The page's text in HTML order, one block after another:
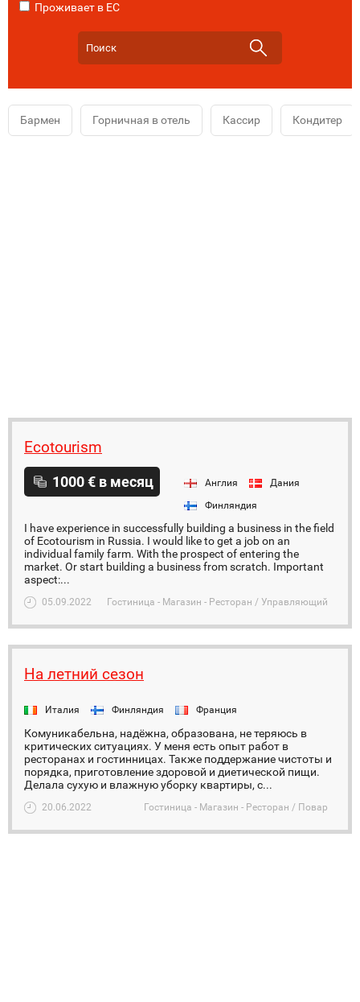
Проживает в ЕС
Бармен Горничная в отель Кассир Кондитер
Ecotourism
1000 € в месяц Англия
Дания
Финляндия
I have experience in successfully building a business in the field
of Ecotourism in Russia. I would like to get a job on an
individual family farm. With the prospect of entering the
market. Or start building a business from scratch. Important
aspect:...
05.09.2022 Гостиница - Магазин - Ресторан / Управляющий
На летний сезон
Италия Финляндия Франция
Комуникабельна, надёжна, образована, не теряюсь в
критических ситуациях. У меня есть опыт работ в
ресторанах и гостинницах. Также поддержание чистоты и
порядка, приготовление здоровой и диетической пищи.
Делала сухую и влажную уборку квартиры, с...
20.06.2022 Гостиница - Магазин - Ресторан / Повар